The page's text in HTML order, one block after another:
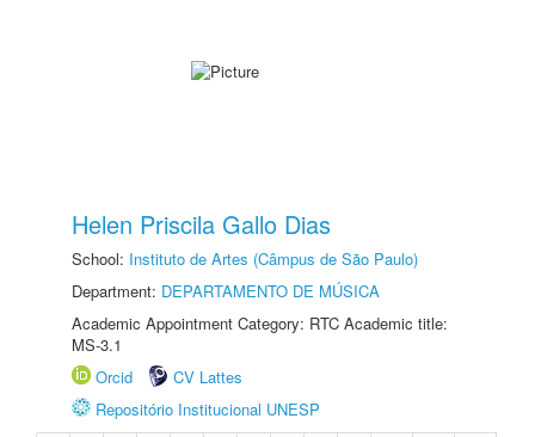
Helen Priscila Gallo Dias
School: Instituto de Artes (Câmpus de São Paulo)
Department: DEPARTAMENTO DE MÚSICA
Academic Appointment Category: RTC Academic title:
MS-3.1
Orcid
CV Lattes
Repositório Institucional UNESP